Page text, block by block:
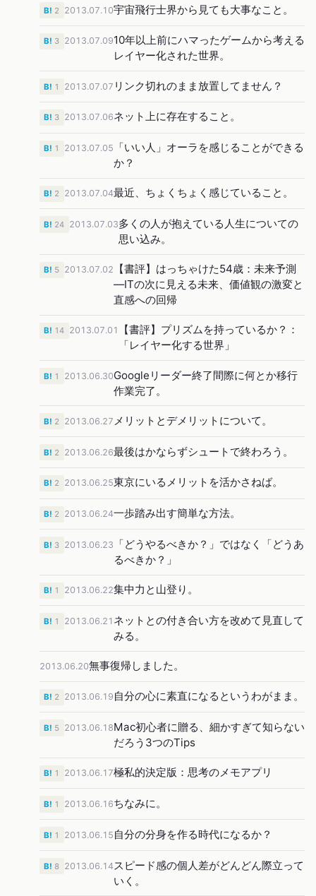
2013.07.10宇宙飛行士界から見ても大事なこと。
B! 2
2013.07.0910年以上前にハマったゲームから考える
レイヤー化された世界。
B! 3
2013.07.07 リンク切れのまま放置してません？
B! 1
2013.07.06ネット上に存在すること。
B! 3
2013.07.05
「いい人」オーラを感じることができる
か？
B! 1
2013.07.04最近、ちょくちょく感じていること。
B! 2
2013.07.03多くの人が抱えている人生についての
思い込み。
B! 24
2013.07.02
【書評】はっちゃけた54歳：未来予測
―ITの次に見える未来、価値観の激変と
直感への回帰
B! 5
2013.07.01
【書評】プリズムを持っているか？：
「レイヤー化する世界」
B! 14
2013.06.30Googleリーダー終了間際に何とか移行
作業完了。
B! 1
2013.06.27 メリットとデメリットについて。
B! 2
2013.06.26最後はかならずシュートで終わろう。
B! 2
2013.06.25東京にいるメリットを活かさねば。
B! 2
2013.06.24一歩踏み出す簡単な方法。
B! 2
2013.06.23
「どうやるべきか？」ではなく「どうあ
るべきか？」
B! 3
2013.06.22集中力と山登り。
B! 1
2013.06.21 ネットとの付き合い方を改めて見直して
みる。
B! 1
2013.06.20無事復帰しました。
2013.06.19 自分の心に素直になるというわがまま。
B! 2
2013.06.18Mac初心者に贈る、細かすぎて知らない
だろう3つのTips
B! 5
2013.06.17極私的決定版：思考のメモアプリ
B! 1
2013.06.16ちなみに。
B! 1
2013.06.15 自分の分身を作る時代になるか？
B! 1
2013.06.14 スピード感の個人差がどんどん際立って
いく。
B! 8